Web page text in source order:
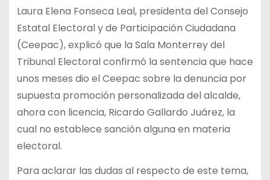
Laura Elena Fonseca Leal, presidenta del Consejo
Estatal Electoral y de Participación Ciudadana
(Ceepac), explicó que la Sala Monterrey del
Tribunal Electoral confirmó la sentencia que hace
unos meses dio el Ceepac sobre la denuncia por
supuesta promoción personalizada del alcalde,
ahora con licencia, Ricardo Gallardo Juárez, la
cual no establece sanción alguna en materia
electoral.
Para aclarar las dudas al respecto de este tema,